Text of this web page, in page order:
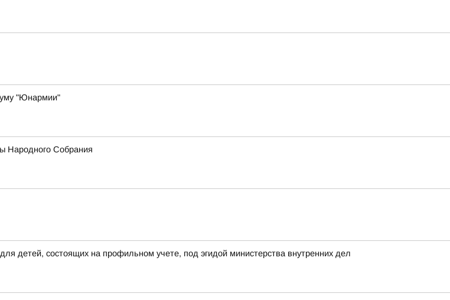
"Юнармии"
Народного Собрания
детей, состоящих на профильном учете, под эгидой министерства внутренних дел